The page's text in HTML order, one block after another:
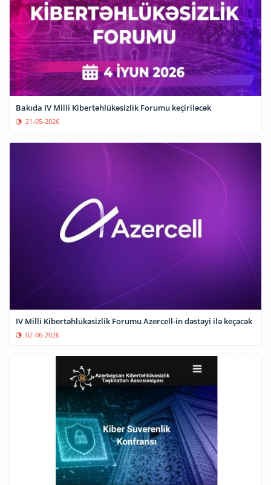
Bakıda IV Milli Kibertəhlükəsizlik Forumu keçiriləcək
21-05-2026
IV Milli Kibertəhlükəsizlik Forumu Azercell-in dəstəyi ilə keçəcək
02-06-2026